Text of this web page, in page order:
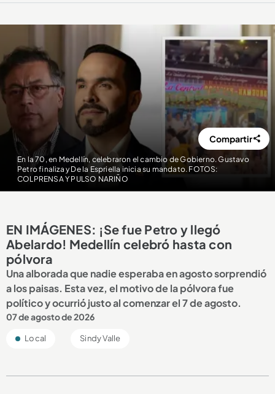
En la 70, en Medellín, celebraron el cambio de Gobierno. Gustavo
Petro finaliza y De la Espriella inicia su mandato. FOTOS:
COLPRENSA Y PULSO NARIÑO
Compartir
EN IMÁGENES: ¡Se fue Petro y llegó
Abelardo! Medellín celebró hasta con
pólvora
Una alborada que nadie esperaba en agosto sorprendió
a los paisas. Esta vez, el motivo de la pólvora fue
político y ocurrió justo al comenzar el 7 de agosto.
07 de agosto de 2026
Local Sindy Valle